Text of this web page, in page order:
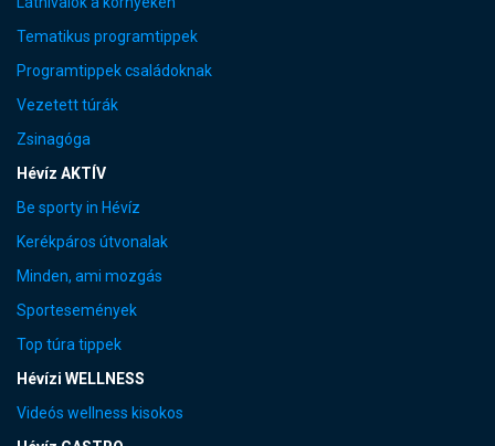
Tematikus programtippek
Programtippek családoknak
Vezetett túrák
Zsinagóga
Hévíz AKTÍV
Be sporty in Hévíz
Kerékpáros útvonalak
Minden, ami mozgás
Sportesemények
Top túra tippek
Hévízi WELLNESS
Videós wellness kisokos